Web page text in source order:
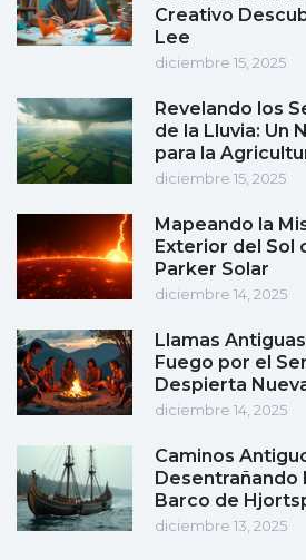
Creativo
Lee
diciembre 15, 2025
Revelando los
de la Lluvia: Un
para la
diciembre 15, 2025
Mapeando la
Exterior del Sol
Parker Solar
diciembre 14, 2025
Llamas
Fuego por el
Despierta
diciembre 14, 2025
Caminos
Desentrañando
Barco de
diciembre 13, 2025